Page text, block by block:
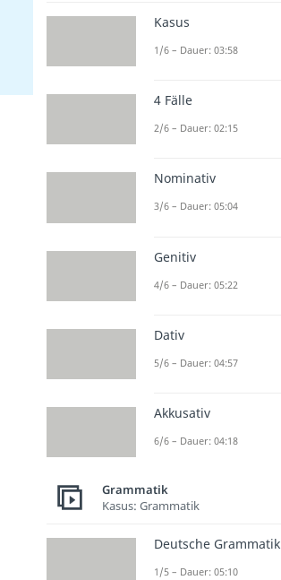
Kasus
1/6 – Dauer: 03:58
4 Fälle
2/6 – Dauer: 02:15
Nominativ
3/6 – Dauer: 05:04
Genitiv
4/6 – Dauer: 05:22
Dativ
5/6 – Dauer: 04:57
Akkusativ
6/6 – Dauer: 04:18
Grammatik
Kasus: Grammatik
Deutsche Grammatik
1/5 – Dauer: 05:10